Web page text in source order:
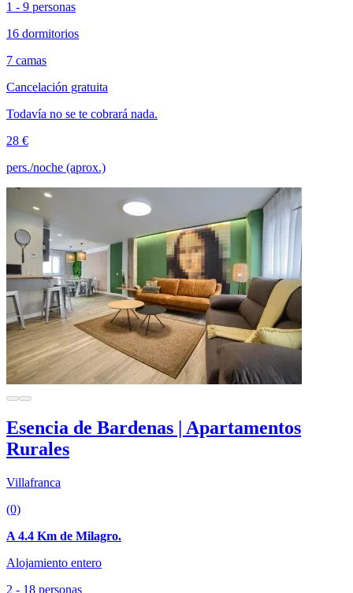
1 - 9 personas
16 dormitorios
7 camas
Cancelación gratuita
Todavía no se te cobrará nada.
28 €
pers./noche (aprox.)
Esencia de Bardenas | Apartamentos
Rurales
Villafranca
(0)
A 4.4 Km de Milagro.
Alojamiento entero
2 - 18 personas